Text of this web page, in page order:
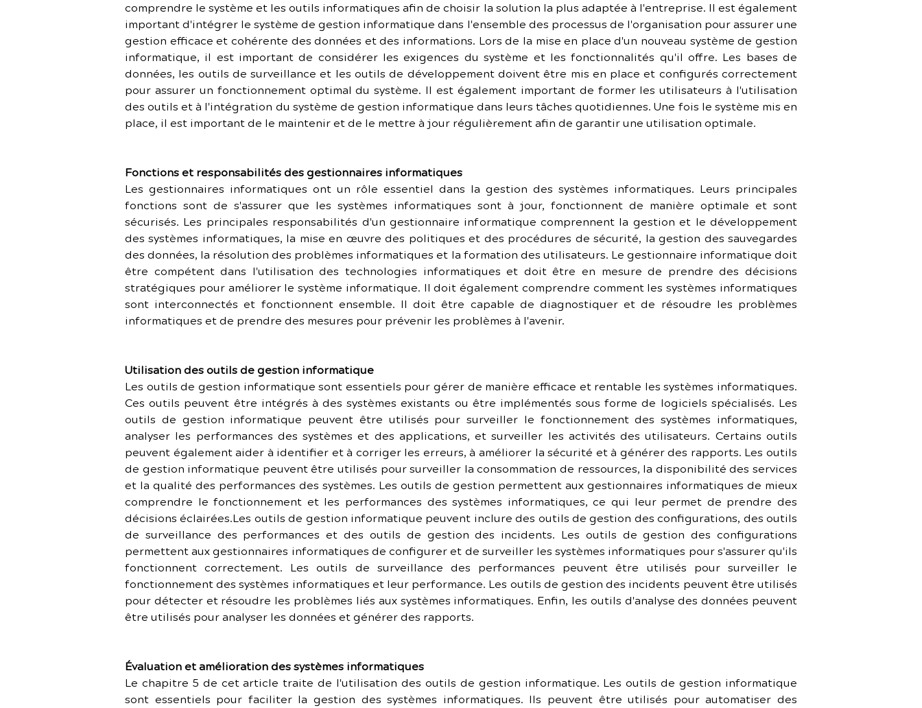
comprendre le système et les outils informatiques afin de choisir la solution la plus adaptée à l'entreprise. Il est également
important d'intégrer le système de gestion informatique dans l'ensemble des processus de l'organisation pour assurer une
gestion efficace et cohérente des données et des informations. Lors de la mise en place d'un nouveau système de gestion
informatique, il est important de considérer les exigences du système et les fonctionnalités qu'il offre. Les bases de
données, les outils de surveillance et les outils de développement doivent être mis en place et configurés correctement
pour assurer un fonctionnement optimal du système. Il est également important de former les utilisateurs à l'utilisation
des outils et à l'intégration du système de gestion informatique dans leurs tâches quotidiennes. Une fois le système mis en
place, il est important de le maintenir et de le mettre à jour régulièrement afin de garantir une utilisation optimale.
Fonctions et responsabilités des gestionnaires informatiques
Les gestionnaires informatiques ont un rôle essentiel dans la gestion des systèmes informatiques. Leurs principales
fonctions sont de s'assurer que les systèmes informatiques sont à jour, fonctionnent de manière optimale et sont
sécurisés. Les principales responsabilités d'un gestionnaire informatique comprennent la gestion et le développement
des systèmes informatiques, la mise en œuvre des politiques et des procédures de sécurité, la gestion des sauvegardes
des données, la résolution des problèmes informatiques et la formation des utilisateurs. Le gestionnaire informatique doit
être compétent dans l'utilisation des technologies informatiques et doit être en mesure de prendre des décisions
stratégiques pour améliorer le système informatique. Il doit également comprendre comment les systèmes informatiques
sont interconnectés et fonctionnent ensemble. Il doit être capable de diagnostiquer et de résoudre les problèmes
informatiques et de prendre des mesures pour prévenir les problèmes à l'avenir.
Utilisation des outils de gestion informatique
Les outils de gestion informatique sont essentiels pour gérer de manière efficace et rentable les systèmes informatiques.
Ces outils peuvent être intégrés à des systèmes existants ou être implémentés sous forme de logiciels spécialisés. Les
outils de gestion informatique peuvent être utilisés pour surveiller le fonctionnement des systèmes informatiques,
analyser les performances des systèmes et des applications, et surveiller les activités des utilisateurs. Certains outils
peuvent également aider à identifier et à corriger les erreurs, à améliorer la sécurité et à générer des rapports. Les outils
de gestion informatique peuvent être utilisés pour surveiller la consommation de ressources, la disponibilité des services
et la qualité des performances des systèmes. Les outils de gestion permettent aux gestionnaires informatiques de mieux
comprendre le fonctionnement et les performances des systèmes informatiques, ce qui leur permet de prendre des
décisions éclairées.Les outils de gestion informatique peuvent inclure des outils de gestion des configurations, des outils
de surveillance des performances et des outils de gestion des incidents. Les outils de gestion des configurations
permettent aux gestionnaires informatiques de configurer et de surveiller les systèmes informatiques pour s'assurer qu'ils
fonctionnent correctement. Les outils de surveillance des performances peuvent être utilisés pour surveiller le
fonctionnement des systèmes informatiques et leur performance. Les outils de gestion des incidents peuvent être utilisés
pour détecter et résoudre les problèmes liés aux systèmes informatiques. Enfin, les outils d'analyse des données peuvent
être utilisés pour analyser les données et générer des rapports.
Évaluation et amélioration des systèmes informatiques
Le chapitre 5 de cet article traite de l'utilisation des outils de gestion informatique. Les outils de gestion informatique
sont essentiels pour faciliter la gestion des systèmes informatiques. Ils peuvent être utilisés pour automatiser des